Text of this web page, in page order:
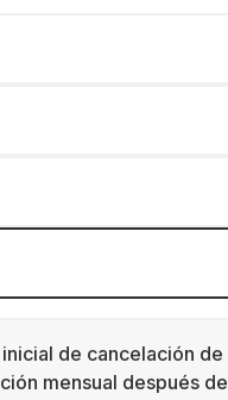
de cancelación de
mensual después